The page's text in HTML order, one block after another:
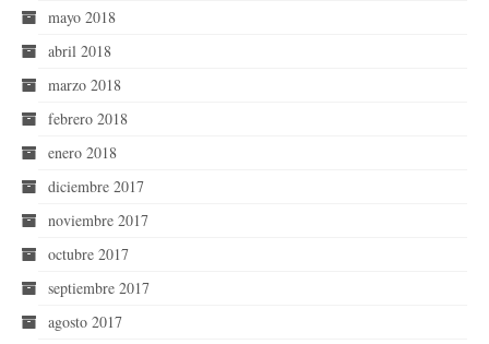
mayo 2018
abril 2018
marzo 2018
febrero 2018
enero 2018
diciembre 2017
noviembre 2017
octubre 2017
septiembre 2017
agosto 2017